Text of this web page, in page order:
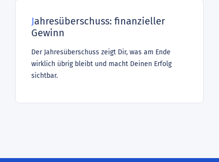
Jahresüberschuss: finanzieller
Gewinn
Der Jahresüberschuss zeigt Dir, was am Ende
wirklich übrig bleibt und macht Deinen Erfolg
sichtbar.